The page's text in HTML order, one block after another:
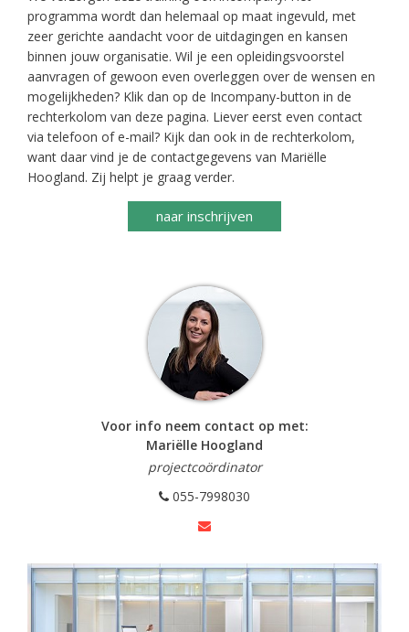
programma wordt dan helemaal op maat ingevuld, met
zeer gerichte aandacht voor de uitdagingen en kansen
binnen jouw organisatie. Wil je een opleidingsvoorstel
aanvragen of gewoon even overleggen over de wensen en
mogelijkheden? Klik dan op de Incompany-button in de
rechterkolom van deze pagina. Liever eerst even contact
via telefoon of e-mail? Kijk dan ook in de rechterkolom,
want daar vind je de contactgegevens van Mariëlle
Hoogland. Zij helpt je graag verder.
naar inschrijven
Voor info neem contact op met:
Mariëlle Hoogland
projectcoördinator
055-7998030